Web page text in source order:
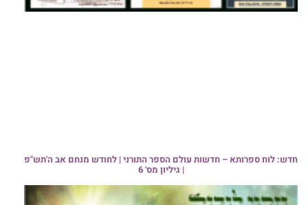
חדש: לוח ספרותא – חדשות עולם הספר התורני | לחודש מנחם אב ה'תש"פ
| גיליון מס' 6